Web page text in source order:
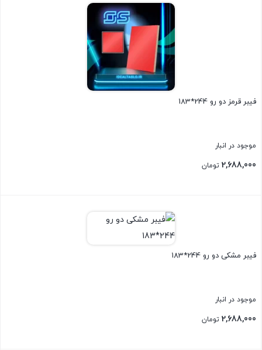
فیبر قرمز دو رو 244*183
موجود در انبار
2,688,000 تومان
فیبر مشکی دو رو 244*183
موجود در انبار
2,688,000 تومان